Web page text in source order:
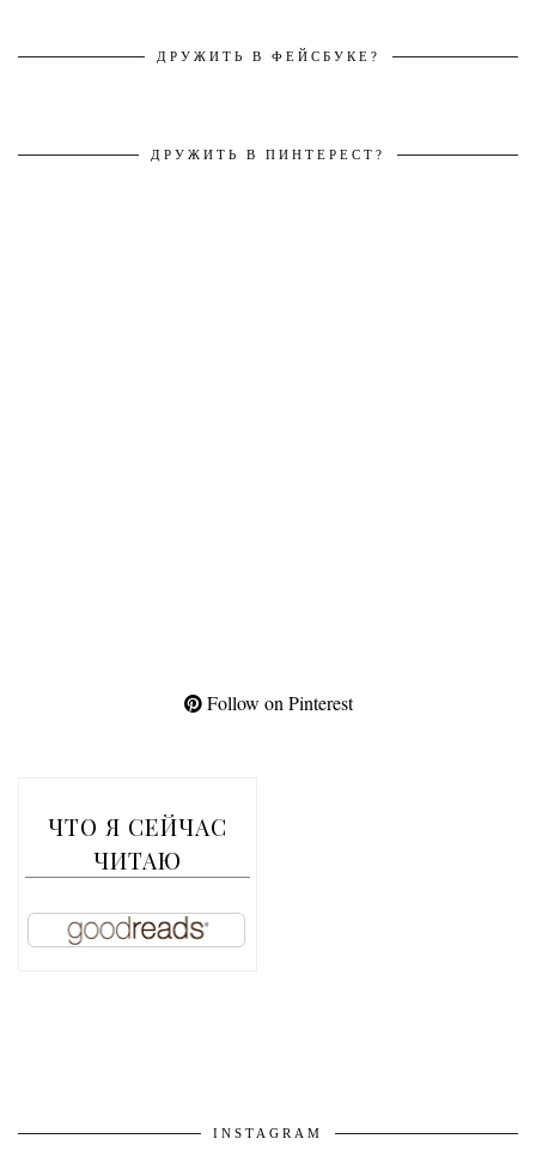
ДРУЖИТЬ В ФЕЙСБУКЕ?
ДРУЖИТЬ В ПИНТЕРЕСТ?
Follow on Pinterest
ЧТО Я СЕЙЧАС
ЧИТАЮ
INSTAGRAM